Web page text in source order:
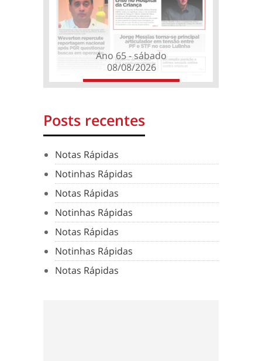
Ano 65 - sábado
08/08/2026
Posts recentes
Notas Rápidas
Notinhas Rápidas
Notas Rápidas
Notinhas Rápidas
Notas Rápidas
Notinhas Rápidas
Notas Rápidas